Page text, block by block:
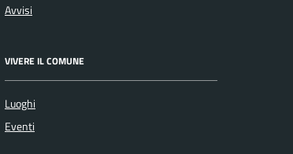
Avvisi
VIVERE IL COMUNE
Luoghi
Eventi